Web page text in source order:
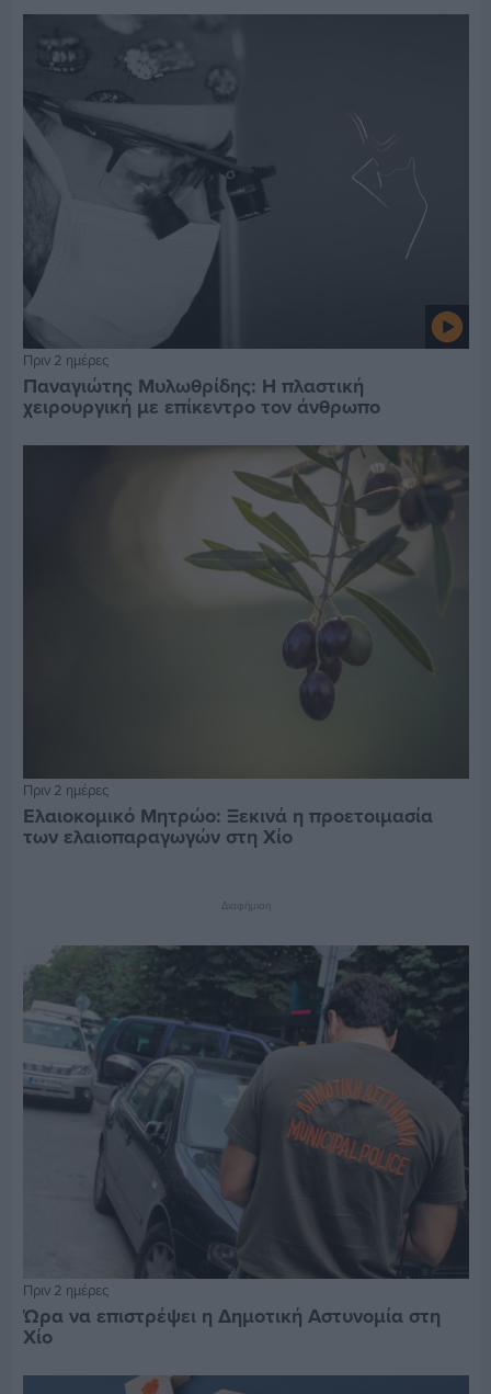
Πριν 2 ημέρες
Παναγιώτης Μυλωθρίδης: Η πλαστική
χειρουργική με επίκεντρο τον άνθρωπο
Πριν 2 ημέρες
Ελαιοκομικό Μητρώο: Ξεκινά η προετοιμασία
των ελαιοπαραγωγών στη Χίο
Διαφήμιση
Πριν 2 ημέρες
Ώρα να επιστρέψει η Δημοτική Αστυνομία στη
Χίο